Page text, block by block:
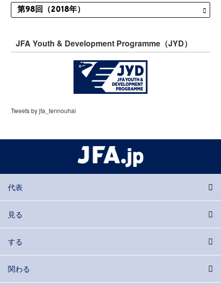
JFA Youth & Development Programme（JYD）
Tweets by jfa_tennouhai
代表
見る
する
関わる